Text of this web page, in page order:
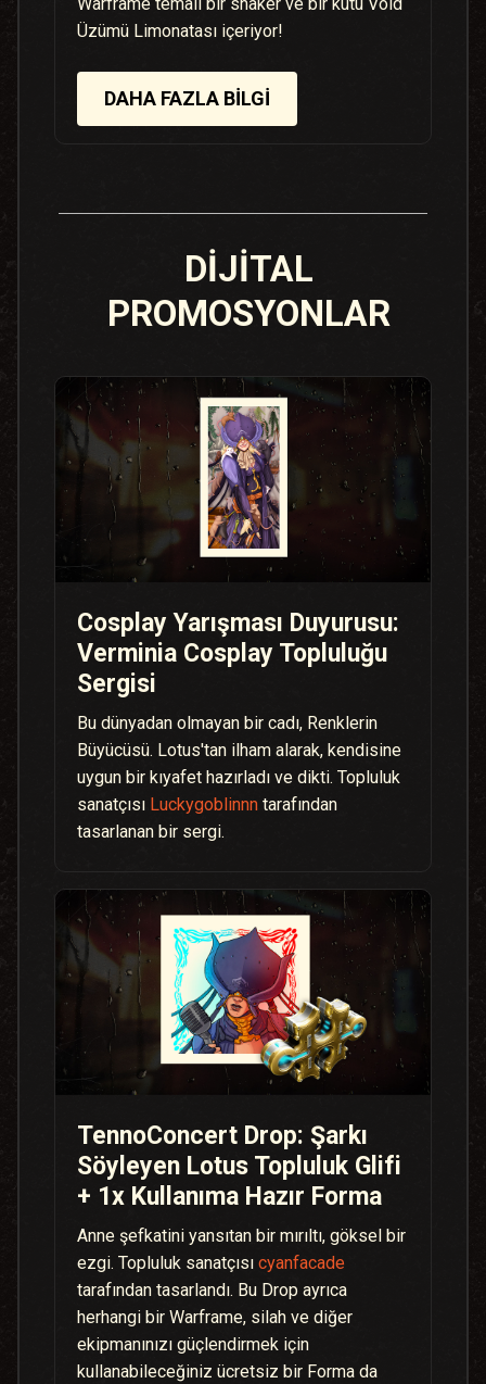
Warframe temalı bir shaker ve bir kutu Void
Üzümü Limonatası içeriyor!
DAHA FAZLA BILGI
DİJİTAL
PROMOSYONLAR
Cosplay Yarışması Duyurusu:
Verminia Cosplay Topluluğu
Sergisi
Bu dünyadan olmayan bir cadı, Renklerin
Büyücüsü. Lotus'tan ilham alarak, kendisine
uygun bir kıyafet hazırladı ve dikti. Topluluk
sanatçısı Luckygoblinnn tarafından
tasarlanan bir sergi.
TennoConcert Drop: Şarkı
Söyleyen Lotus Topluluk Glifi
+ 1x Kullanıma Hazır Forma
Anne şefkatini yansıtan bir mırıltı, göksel bir
ezgi. Topluluk sanatçısıcyanfacade
tarafından tasarlandı. Bu Drop ayrıca
herhangi bir Warframe, silah ve diğer
ekipmanınızı güçlendirmek için
kullanabileceğiniz ücretsiz bir Forma da